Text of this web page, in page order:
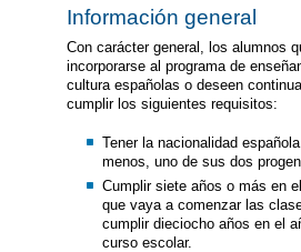
Información general
Con carácter general, los alumnos
incorporarse al programa de
cultura españolas o deseen
cumplir los siguientes requisitos:
Tener la nacionalidad
menos, uno de sus dos
Cumplir siete años o más en
que vaya a comenzar las
cumplir dieciocho años en el
curso escolar.